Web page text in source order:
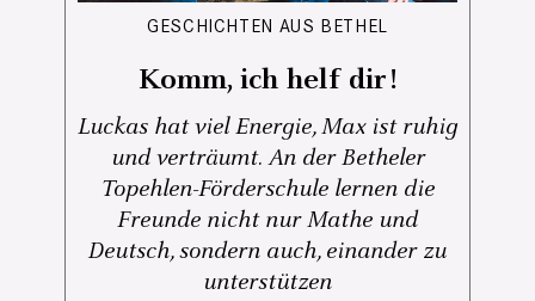
GESCHICHTEN AUS BETHEL
Komm, ich helf dir!
Luckas hat viel Energie, Max ist ruhig
und verträumt. An der Betheler
Topehlen-Förderschule lernen die
Freunde nicht nur Mathe und
Deutsch, sondern auch, einander zu
unterstützen